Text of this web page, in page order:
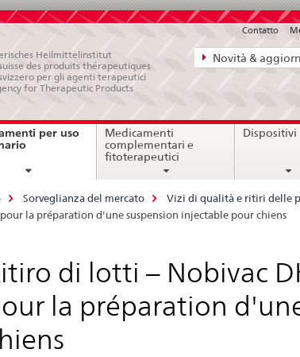
Navigazione
diretta:
aspetti
Novità &
Contatto
Heilmittelinstitut
des produits thérapeutiques
per gli agenti terapeutici
for Therapeutic Products
per uso
current
Medicamenti
complementari e
fitoterapeutici
Dispositivi
Sorveglianza del mercato Vizi di qualità e ritiri delle
la préparation d'une suspension injectable pour chiens
di lotti – Nobivac
la préparation